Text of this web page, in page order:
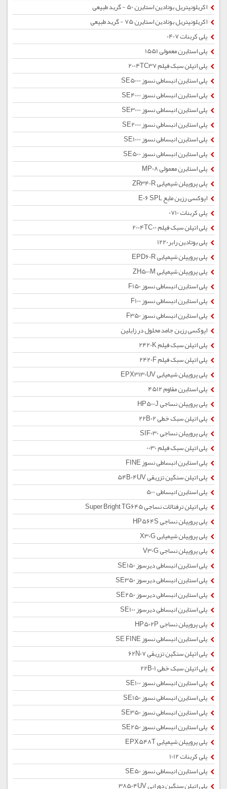
اکریلونیتریل بوتادین استایرن 50 - گرید طبیعی
اکریلونیتریل بوتادین استایرن 75 - گرید طبیعی
پلی کربنات 0407
پلی استایرن معمولی 1551
پلی اتیلن سبک فیلم 2004TC37
پلی استایرن انبساطی نسوز SE5000
پلی استایرن انبساطی نسوز SE4000
پلی استایرن انبساطی نسوز SE3000
پلی استایرن انبساطی نسوز SE2000
پلی استایرن انبساطی نسوز SE1000
پلی استایرن انبساطی نسوز SE500
پلی استایرن معمولی MP08
پلی پروپیلن شیمیایی ZR340R
اپوکسی رزین مایع E06 SPL
پلی کربنات 0710
پلی اتیلن سبک فیلم 2004TC00
پلی بوتادین رابر1220
پلی پروپیلن شیمیایی EPD60R
پلی پروپیلن شیمیایی ZH500M
پلی استایرن انبساطی نسوز F150
پلی استایرن انبساطی نسوز F100
پلی استایرن انبساطی نسوز F350
اپوکسی رزین جامد محلول در زایلین
پلی اتیلن سبک فیلم 2420K
پلی اتیلن سبک فیلم 2420F
پلی پروپیلن شیمیایی EPX3130UV
پلی استایرن مقاوم 4512
پلی پروپیلن نساجی HP500J
پلی اتیلن سبک خطی 22B02
پلی پروپیلن نساجی SIF030
پلی اتیلن سبک فیلم 0030
پلی استایرن انبساطی نسوز FINE
پلی اتیلن سنگین تزریقی 54B04UV
پلی استایرن انبساطی 500
پلی اتیلن ترفتالات نساجی Super Bright TG645
پلی پروپیلن نساجی HP564S
پلی پروپیلن شیمیایی X30G
پلی پروپیلن نساجی V30G
پلی استایرن انبساطی دیرسوز SE150
پلی استایرن انبساطی دیرسوز SE350
پلی استایرن انبساطی دیرسوز SE250
پلی استایرن انبساطی دیرسوز SE100
پلی پروپیلن نساجی HP502P
پلی استایرن انبساطی نسوز SE FINE
پلی اتیلن سنگین تزریقی 62N07
پلی اتیلن سبک خطی 22B01
پلی استایرن انبساطی نسوز SE100
پلی استایرن انبساطی نسوز SE150
پلی استایرن انبساطی نسوز SE350
پلی استایرن انبساطی نسوز SE250
پلی پروپیلن شیمیایی EPX548T
پلی کربنات 1012
پلی استایرن انبساطی نسوز SE50
پلی اتیلن سنگین دورانی 38504UV